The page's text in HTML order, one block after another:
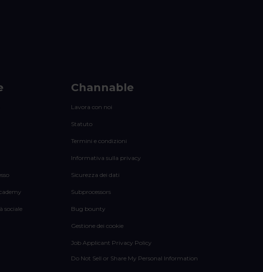
sociale
Channable
Lavora con noi
Statuto
Termini e condizioni
Informativa sulla privacy
Sicurezza dei dati
Subprocessors
Bug bounty
Gestione dei cookie
Job Applicant Privacy Policy
Do Not Sell or Share My Personal Information